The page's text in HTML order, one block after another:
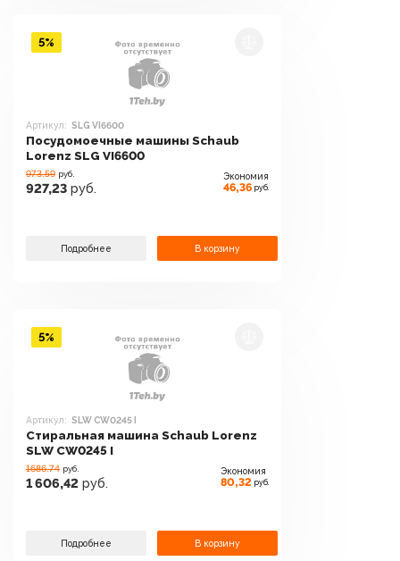
Артикул: SLG VI6600
Посудомоечные машины Schaub
Lorenz SLG VI6600
973.59 руб.
927,23 руб.
Экономия
46,36 руб.
Подробнее В корзину
5%
Артикул: SLW CW0245 I
Стиральная машина Schaub Lorenz
SLW CW0245 I
1686.74 руб.
1 606,42 руб.
Экономия
80,32 руб.
Подробнее В корзину
5%